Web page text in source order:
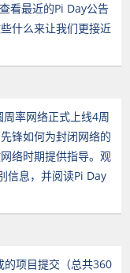
看最近的Pi Day公告
什么来让我们更接近
率网络正式上线4周
锋如何为封闭网络的
络时期提供指导。观
信息，并阅读Pi Day
项目提交（总共360